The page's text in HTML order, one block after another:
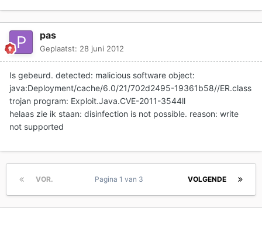
pas
Geplaatst: 28 juni 2012
Is gebeurd. detected: malicious software object:
java:Deployment/cache/6.0/21/702d2495-19361b58//ER.class
trojan program: Exploit.Java.CVE-2011-3544ll
helaas zie ik staan: disinfection is not possible. reason: write
not supported
VOR. VOLGENDE
Pagina 1 van 3